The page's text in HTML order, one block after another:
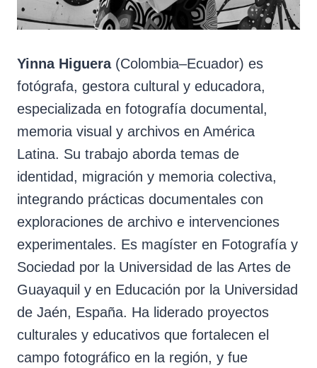
Yinna Higuera(Colombia–Ecuador) es
fotógrafa, gestora cultural y educadora,
especializada en fotografía documental,
memoria visual y archivos en América
Latina. Su trabajo aborda temas de
identidad, migración y memoria colectiva,
integrando prácticas documentales con
exploraciones de archivo e intervenciones
experimentales. Es magíster en Fotografía y
Sociedad por la Universidad de las Artes de
Guayaquil y en Educación por la Universidad
de Jaén, España. Ha liderado proyectos
culturales y educativos que fortalecen el
campo fotográfico en la región, y fue